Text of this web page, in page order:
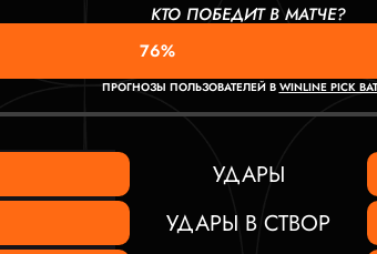
КТО ПОБЕДИТ В МАТЧЕ?
76%
ПРОГНОЗЫ ПОЛЬЗОВАТЕЛЕЙ В WINLINE PICK
УДАРЫ
УДАРЫ В СТВОР